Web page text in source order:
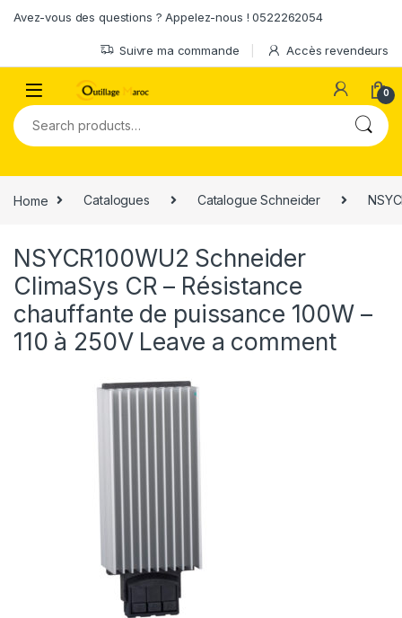
Avez-vous des questions ? Appelez-nous ! 0522262054
Suivre ma commande Accès revendeurs
0
Search for:
Home Catalogues Catalogue Schneider
NSYCR100WU2 Schneider
ClimaSys CR – Résistance
chauffante de puissance 100W –
110 à 250V Leave a comment